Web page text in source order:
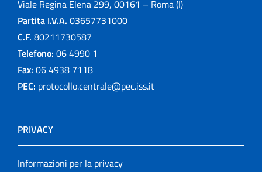
Viale Regina Elena 299, 00161 – Roma (I)
Partita I.V.A. 03657731000
C.F. 80211730587
Telefono: 06 4990 1
Fax: 06 4938 7118
PEC: protocollo.centrale@pec.iss.it
PRIVACY
Informazioni per la privacy